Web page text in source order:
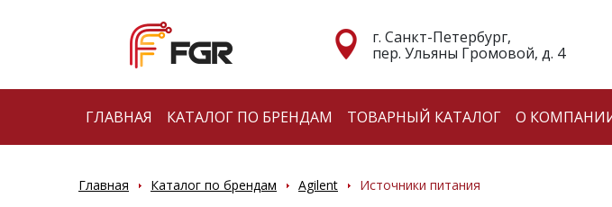
г. Санкт-Петербург,
пер. Ульяны Громовой, д. 4
ГЛАВНАЯ КАТАЛОГ ПО БРЕНДАМ ТОВАРНЫЙ КАТАЛОГ О
Главная Каталог по брендам Agilent Источники питания